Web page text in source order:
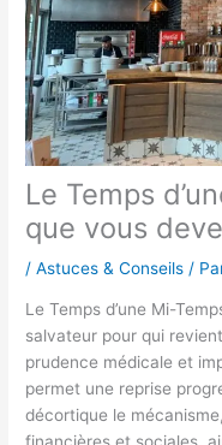
Le Temps
que vous
/Astuces & Conseils /
Le Temps d’une Mi-
salvateur pour qui
prudence médicale et
permet une reprise
décortique le